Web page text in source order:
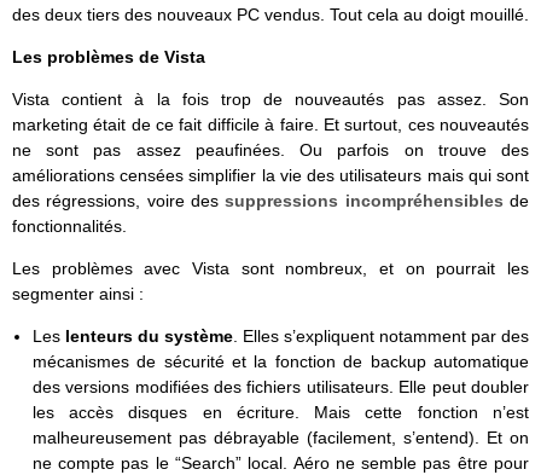
des deux tiers des nouveaux PC vendus. Tout cela au doigt mouillé.
Les problèmes de Vista
Vista contient à la fois trop de nouveautés pas assez. Son
marketing était de ce fait difficile à faire. Et surtout, ces nouveautés
ne sont pas assez peaufinées. Ou parfois on trouve des
améliorations censées simplifier la vie des utilisateurs mais qui sont
des régressions, voire dessuppressions incompréhensibles de
fonctionnalités.
Les problèmes avec Vista sont nombreux, et on pourrait les
segmenter ainsi :
Les lenteurs du système. Elles s’expliquent notamment par des
mécanismes de sécurité et la fonction de backup automatique
des versions modifiées des fichiers utilisateurs. Elle peut doubler
les accès disques en écriture. Mais cette fonction n’est
malheureusement pas débrayable (facilement, s’entend). Et on
ne compte pas le “Search” local. Aéro ne semble pas être pour